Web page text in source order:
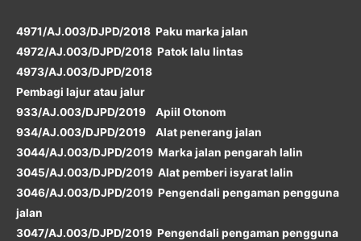
4971/AJ.003/DJPD/2018 Paku marka jalan
4972/AJ.003/DJPD/2018 Patok lalu lintas
4973/AJ.003/DJPD/2018
Pembagi lajur atau jalur
933/AJ.003/DJPD/2019 Apiil Otonom
934/AJ.003/DJPD/2019 Alat penerang jalan
3044/AJ.003/DJPD/2019 Marka jalan pengarah lalin
3045/AJ.003/DJPD/2019 Alat pemberi isyarat lalin
3046/AJ.003/DJPD/2019 Pengendali pengaman pengguna
jalan
3047/AJ.003/DJPD/2019 Pengendali pengaman pengguna